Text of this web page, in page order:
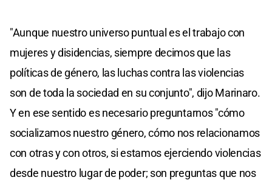
"Aunque nuestro universo puntual es el trabajo con
mujeres y disidencias, siempre decimos que las
políticas de género, las luchas contra las violencias
son de toda la sociedad en su conjunto", dijo Marinaro.
Y en ese sentido es necesario preguntarnos "cómo
socializamos nuestro género, cómo nos relacionamos
con otras y con otros, si estamos ejerciendo violencias
desde nuestro lugar de poder; son preguntas que nos